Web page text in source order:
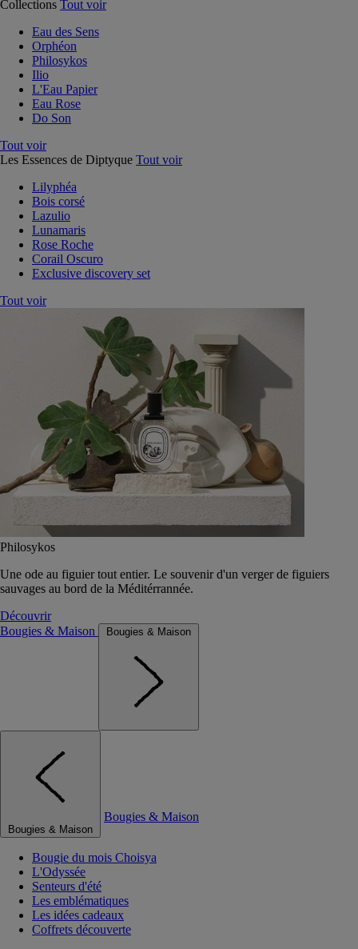
Collections Tout voir
Eau des Sens
Orphéon
Philosykos
Ilio
L'Eau Papier
Eau Rose
Do Son
Tout voir
Les Essences de Diptyque Tout voir
Lilyphéa
Bois corsé
Lazulio
Lunamaris
Rose Roche
Corail Oscuro
Exclusive discovery set
Tout voir
Philosykos
Une ode au figuier tout entier. Le souvenir d'un verger de figuiers
sauvages au bord de la Méditérrannée.
Découvrir
Bougies & Maison
Bougies & Maison
Bougies & Maison
Bougies & Maison
Bougie du mois Choisya
L'Odyssée
Senteurs d'été
Les emblématiques
Les idées cadeaux
Coffrets découverte